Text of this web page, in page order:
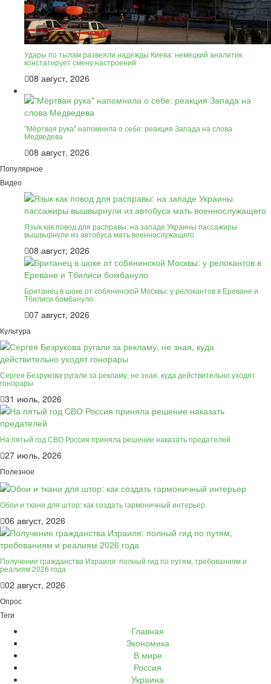
Удары по тылам развеяли надежды Киева: немецкий аналитик
констатирует смену настроений
08 август, 2026
"Мёртвая рука" напомнила о себе: реакция Запада на слова
Медведева
08 август, 2026
Популярное
Видео
Язык как повод для расправы: на западе Украины пассажиры
вышвырнули из автобуса мать военнослужащего
08 август, 2026
Британец в шоке от собянинской Москвы: у релокантов в Ереване и
Тбилиси бомбануло
07 август, 2026
Культура
Сергея Безрукова ругали за рекламу, не зная, куда действительно уходят
гонорары
31 июль, 2026
На пятый год СВО Россия приняла решение наказать предателей
27 июль, 2026
Полезное
Обои и ткани для штор: как создать гармоничный интерьер
06 август, 2026
Получение гражданства Израиля: полный гид по путям, требованиям и
реалиям 2026 года
02 август, 2026
Опрос
Теги
Главная
Экономика
В мире
Россия
Украина